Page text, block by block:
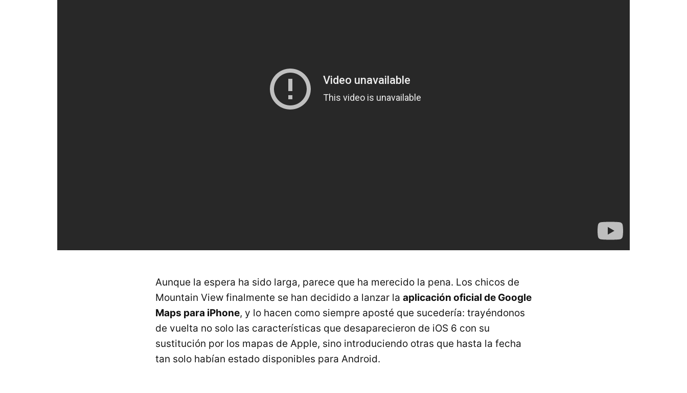
Aunque la espera ha sido larga, parece que ha merecido la pena. Los chicos de
Mountain View finalmente se han decidido a lanzar la aplicación oficial de Google
Maps para iPhone, y lo hacen como siempre aposté que sucedería: trayéndonos
de vuelta no solo las características que desaparecieron de iOS 6 con su
sustitución por los mapas de Apple, sino introduciendo otras que hasta la fecha
tan solo habían estado disponibles para Android.